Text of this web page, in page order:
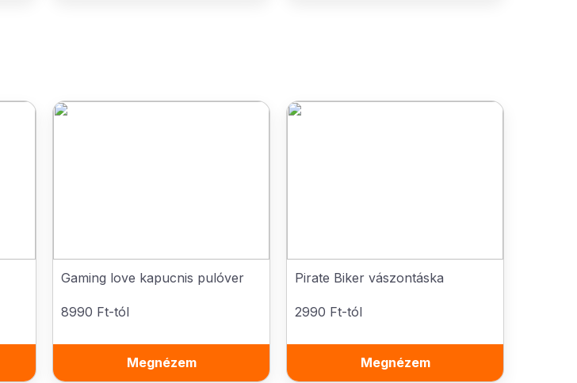
Gaming love kapucnis pulóver
8990 Ft-tól
Megnézem
Pirate Biker vászontáska
2990 Ft-tól
Megnézem